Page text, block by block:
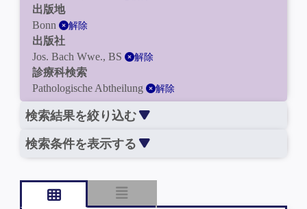
出版地
Bonn
解除
出版社
Jos. Bach Wwe., BS
解除
診療科検索
Pathologische Abtheilung
解除
検索結果を絞り込む
検索条件を表示する